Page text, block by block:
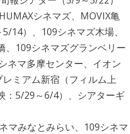
シネマズ、MOVIX亀
14）、109シネマズ木場、
、109シネマズグランベリー
ネマ多摩センター、イオン
ミアム新宿（フィルム上
：5/29～6/4）、シアターギ
マみなとみらい、109シネマ